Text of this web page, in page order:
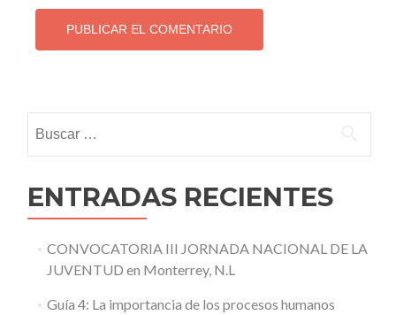
ENTRADAS RECIENTES
CONVOCATORIA III JORNADA NACIONAL DE LA
JUVENTUD en Monterrey, N.L
Guía 4: La importancia de los procesos humanos